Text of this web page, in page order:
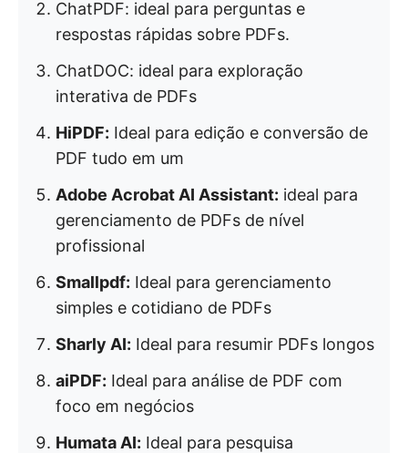
ChatPDF: ideal para perguntas e
respostas rápidas sobre PDFs.
ChatDOC: ideal para exploração
interativa de PDFs
HiPDF: Ideal para edição e conversão de
PDF tudo em um
Adobe Acrobat AI Assistant: ideal para
gerenciamento de PDFs de nível
profissional
Smallpdf: Ideal para gerenciamento
simples e cotidiano de PDFs
Sharly AI: Ideal para resumir PDFs longos
aiPDF: Ideal para análise de PDF com
foco em negócios
Humata AI: Ideal para pesquisa